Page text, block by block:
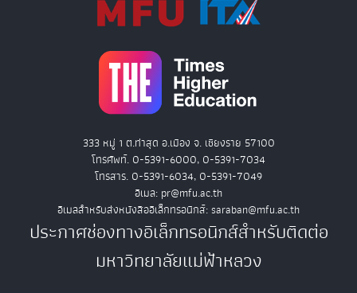
333 หมู่ 1 ต.ท่าสุด อ.เมือง จ. เชียงราย 57100
โทรศัพท์. 0-5391-6000, 0-5391-7034
โทรสาร. 0-5391-6034, 0-5391-7049
อีเมล: pr@mfu.ac.th
อีเมลสำหรับส่งหนังสืออิเล็กทรอนิกส์: saraban@mfu.ac.th
ประกาศช่องทางอิเล็กทรอนิกส์สำหรับติดต่อ
มหาวิทยาลัยแม่ฟ้าหลวง